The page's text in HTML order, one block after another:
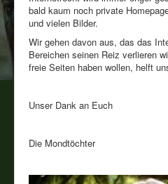
bald kaum noch private
und vielen Bilder.
Wir gehen davon aus, das das
Bereichen seinen Reiz verlieren
freie Seiten haben wollen, helft
Unser Dank an Euch
Die Mondtöchter